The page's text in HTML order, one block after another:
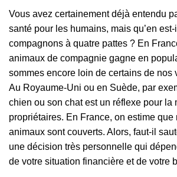
Vous avez certainement déjà entendu
santé pour les humains, mais qu’en
compagnons à quatre pattes ? En
animaux de compagnie gagne en
sommes encore loin de certains de nos
Au Royaume-Uni ou en Suède, par
chien ou son chat est un réflexe pour la
propriétaires. En France, on estime
animaux sont couverts. Alors, faut-il
une décision très personnelle qui
de votre situation financière et de votre